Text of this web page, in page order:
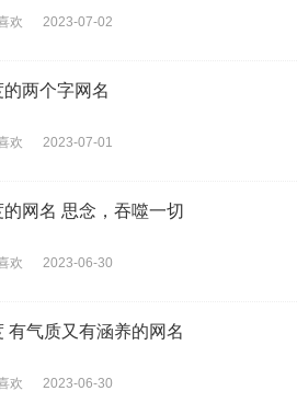
欢 2023-07-02
两个字网名
欢 2023-07-01
网名 思念，吞噬一切
欢 2023-06-30
有气质又有涵养的网名
欢 2023-06-30